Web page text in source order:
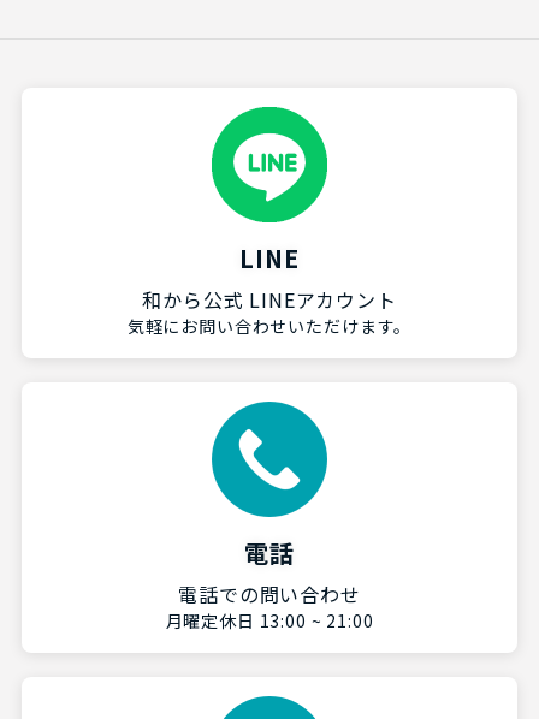
LINE
和から公式 LINEアカウント
気軽にお問い合わせいただけます。
電話
電話での問い合わせ
月曜定休日 13:00 ~ 21:00